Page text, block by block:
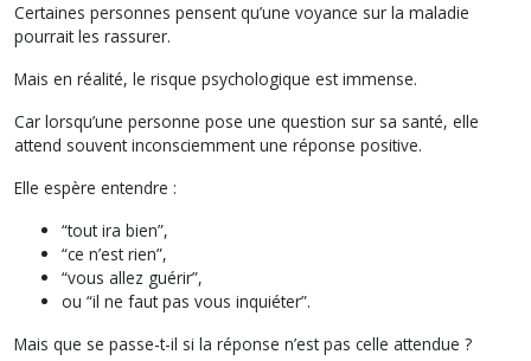
Certaines personnes pensent qu’une voyance sur la maladie
pourrait les rassurer.
Mais en réalité, le risque psychologique est immense.
Car lorsqu’une personne pose une question sur sa santé, elle
attend souvent inconsciemment une réponse positive.
Elle espère entendre :
“tout ira bien”,
“ce n’est rien”,
“vous allez guérir”,
ou “il ne faut pas vous inquiéter”.
Mais que se passe-t-il si la réponse n’est pas celle attendue ?